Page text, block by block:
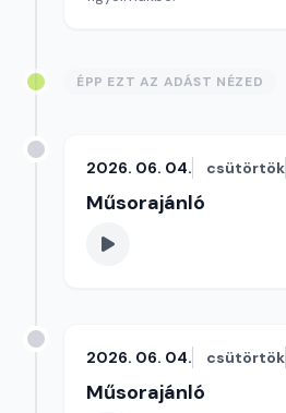
ÉPP EZT AZ ADÁST NÉZED
2026. 06. 04. csütörtök
Műsorajánló
2026. 06. 04. csütörtök
Műsorajánló